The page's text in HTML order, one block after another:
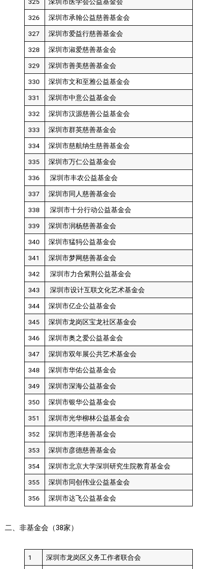
325 深圳市医学会公益基金会
326 深圳市承翰公益慈善基金会
327 深圳市爱益行慈善基金会
328 深圳市淑爱慈善基金会
329 深圳市善美慈善基金会
330 深圳市文和至雅公益基金会
331 深圳市中意公益基金会
332 深圳市汉源慈善公益基金会
333 深圳市群英慈善基金会
334 深圳市慈航纳生慈善基金会
335 深圳市万仁公益基金会
336 深圳市丰农公益基金会
337 深圳市同人慈善基金会
338 深圳市十分行动公益基金会
339 深圳市润杨慈善基金会
340 深圳市猛犸公益基金会
341 深圳市梦网慈善基金会
342 深圳市力合紫荆公益基金会
343 深圳市设计互联文化艺术基金会
344 深圳市亿企公益基金会
345 深圳市龙岗区宝龙社区基金会
346 深圳市奥之爱公益基金会
347 深圳市双年展公共艺术基金会
348 深圳市华佑公益基金会
349 深圳市深海公益基金会
350 深圳市银华公益基金会
351 深圳市光华柳林公益基金会
352 深圳市恩泽慈善基金会
353 深圳市彦德慈善基金会
354 深圳市北京大学深圳研究生院教育基金会
355 深圳市同创伟业公益基金会
356 深圳市达飞公益基金会
二、非基金会（38家）
1 深圳市龙岗区义务工作者联合会